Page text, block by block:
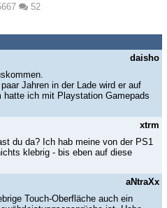
52
daisho
Jahren in der Lade wird er auf
ich mit Playstation Gamepads
xtrm
du da? Ich hab meine von der PS1
klebrig - bis eben auf diese
aNtraXx
Touch-Oberfläche auch ein